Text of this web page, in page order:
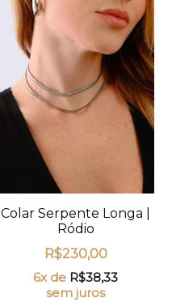
Colar Serpente Longa |
Ródio
R$230,00
6x de R$38,33
sem juros